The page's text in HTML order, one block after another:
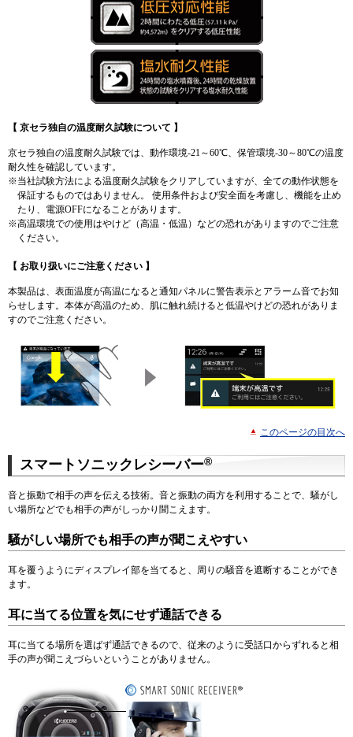
【 京セラ独自の温度耐久試験について 】
京セラ独自の温度耐久試験では、動作環境-21～60℃、保管環境-30～80℃の温度
耐久性を確認しています。
※当社試験方法による温度耐久試験をクリアしていますが、全ての動作状態を
保証するものではありません。 使用条件および安全面を考慮し、機能を止め
たり、電源OFFになることがあります。
※高温環境での使用はやけど（高温・低温）などの恐れがありますのでご注意
ください。
【 お取り扱いにご注意ください 】
本製品は、表面温度が高温になると通知パネルに警告表示とアラーム音でお知
らせします。本体が高温のため、肌に触れ続けると低温やけどの恐れがありま
すのでご注意ください。
このページの目次へ
スマートソニックレシーバー®
音と振動で相手の声を伝える技術。音と振動の両方を利用することで、騒がし
い場所などでも相手の声がしっかり聞こえます。
騒がしい場所でも相手の声が聞こえやすい
耳を覆うようにディスプレイ部を当てると、周りの騒音を遮断することができ
ます。
耳に当てる位置を気にせず通話できる
耳に当てる場所を選ばず通話できるので、従来のように受話口からずれると相
手の声が聞こえづらいということがありません。